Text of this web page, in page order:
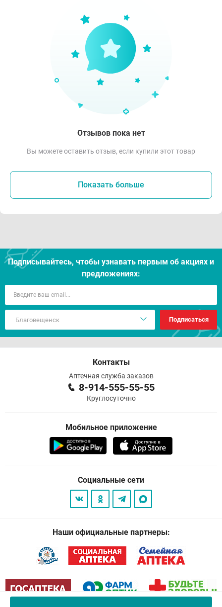
Отзывов пока нет
Вы можете оставить отзыв, если купили этот товар
Показать больше
Подписывайтесь, чтобы узнавать первым об акцияx и
предложениях:
Подписаться
Контакты
Аптечная служба заказов
8-914-555-55-55
Круглосуточно
Мобильное приложение
Социальные сети
Наши официальные партнеры: